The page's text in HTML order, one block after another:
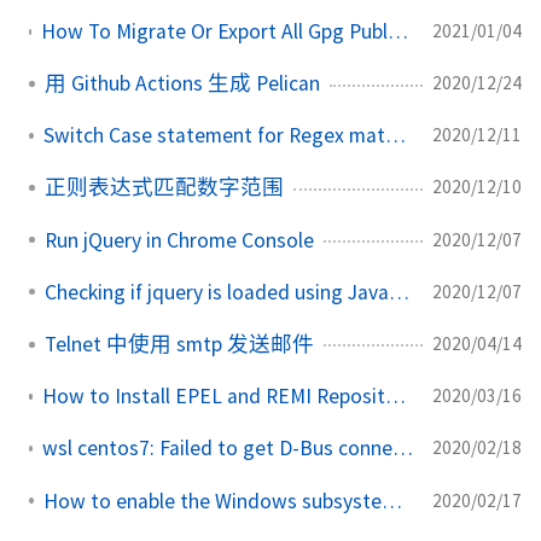
How To Migrate Or Export All Gpg Public And Private Keys From One User To Another 2021/01/04
用 Github Actions 生成 Pelican 2020/12/24
Switch Case statement for Regex matching in JavaScript 2020/12/11
正则表达式匹配数字范围 2020/12/10
Run jQuery in Chrome Console 2020/12/07
Checking if jquery is loaded using Javascript 2020/12/07
Telnet 中使用 smtp 发送邮件 2020/04/14
How to Install EPEL and REMI Repository on CentOS/RedHat 7/6 2020/03/16
wsl centos7: Failed to get D-Bus connection Operation not permitted 2020/02/18
How to enable the Windows subsystem for linux feature 2020/02/17